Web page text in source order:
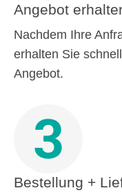
Angebot
Nachdem Ihre
erhalten Sie
Angebot.
3
Bestellung +